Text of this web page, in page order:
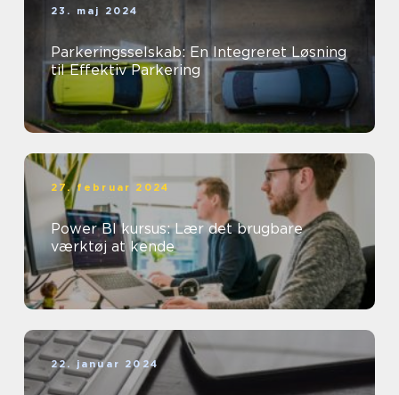
23. maj 2024
Parkeringsselskab: En Integreret Løsning
til Effektiv Parkering
27. februar 2024
Power BI kursus: Lær det brugbare
værktøj at kende
22. januar 2024